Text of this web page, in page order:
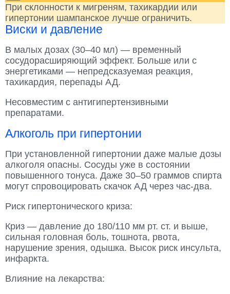
При склонности к мигреням, тахикардии или
гипертонии шампанское лучше ограничить.
Виски и давление
В малых дозах (30–40 мл) — временный
сосудорасширяющий эффект. Больше или с
энергетиками — непредсказуемая реакция,
тахикардия, перепады АД.
Несовместим с антигипертензивными
препаратами.
Алкоголь при гипертонии
При установленной гипертонии даже малые дозы
алкоголя опасны. Сосуды уже в состоянии
повышенного тонуса. Даже 30–50 граммов спирта
могут спровоцировать скачок АД через час-два.
Риск гипертонического криза:
Криз — давление до 180/110 мм рт. ст. и выше,
сильная головная боль, тошнота, рвота,
нарушение зрения, одышка. Высок риск инсульта,
инфаркта.
Влияние на лекарства: